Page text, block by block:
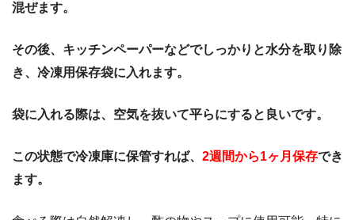
混ぜます。
その後、キッチンペーパーなどでしっかりと水分を取り除
き、冷凍用保存袋に入れます。
袋に入れる際は、空気を抜いて平らにすると良いです。
この状態で冷凍庫に保管すれば、 2週間から1ヶ月保存でき
ます。